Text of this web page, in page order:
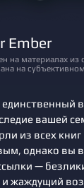
Ember
на
единственный
вашей
из всех
однако вы
—
жаждущий